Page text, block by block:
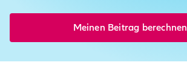
Meinen Beitrag berechnen